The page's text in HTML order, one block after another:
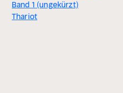
Band 1 (ungekürzt)
Thariot